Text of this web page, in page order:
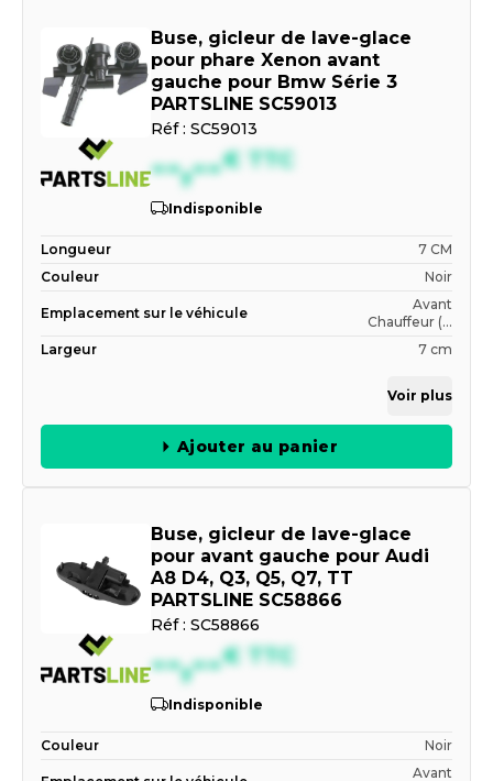
Buse, gicleur de lave-glace
pour phare Xenon avant
gauche pour Bmw Série 3
PARTSLINE SC59013
Réf : SC59013
--,--€ TTC
Indisponible
Longueur
7 CM
Couleur
Noir
Emplacement sur le véhicule
Avant
Chauffeur (...
Largeur
7 cm
Voir plus
Ajouter au panier
Buse, gicleur de lave-glace
pour avant gauche pour Audi
A8 D4, Q3, Q5, Q7, TT
PARTSLINE SC58866
Réf : SC58866
--,--€ TTC
Indisponible
Couleur Noir
Avant